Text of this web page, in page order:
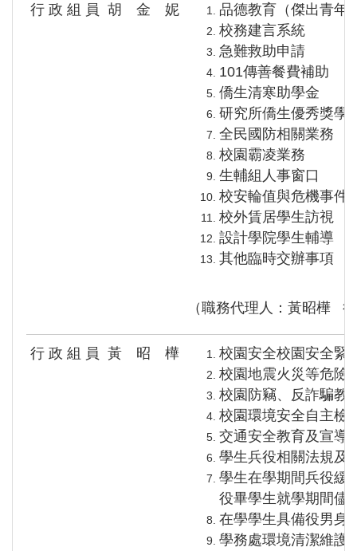
行 政 組 員 胡 金 妮
品德教育（傑出青年
校務建言系統
急難救助申請
101傳善餐費補助
僑生清寒助學金
研究所僑生優秀獎學
全民國防相關業務
校園霸凌業務
生輔組人事窗口
校安輪值與危機事件
校外賃居學生訪視
設計學院學生輔導
其他臨時交辦事項
（職務代理人：黃昭樺
行 政 組 員 黃 昭 樺
校園安全校園安全緊
校園地震火災等危險
校園防竊、反詐騙教
校園環境安全自主檢
交通安全教育及宣導
學生兵役相關法規及
學生在學期間兵役緩
役畢學生就學期間儘
在學學生具備役男身
學務處環境清潔維護